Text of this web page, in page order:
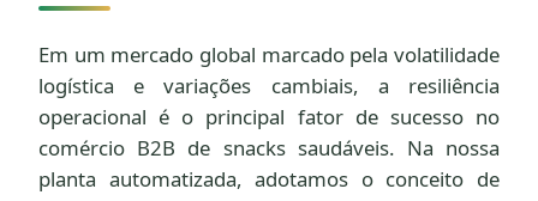
Em um mercado global marcado pela volatilidade
logística e variações cambiais, a resiliência
operacional é o principal fator de sucesso no
comércio B2B de snacks saudáveis. Na nossa
planta automatizada, adotamos o conceito de